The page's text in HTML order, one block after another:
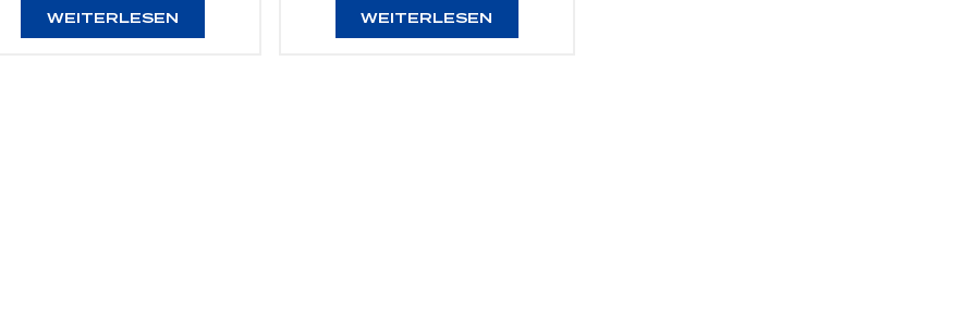
das Fazua Evation-
Antriebssystem
WEITERLESEN
WEITERLESEN